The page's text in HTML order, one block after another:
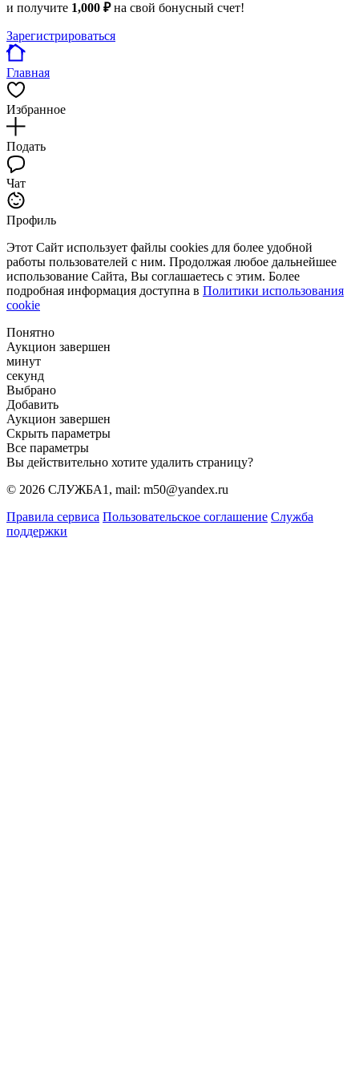
и получите 1,000 ₽на свой бонусный счет!
Зарегистрироваться
Главная
Избранное
Подать
Чат
Профиль
Этот Сайт использует файлы cookies для более удобной
работы пользователей с ним. Продолжая любое дальнейшее
использование Сайта, Вы соглашаетесь с этим. Более
подробная информация доступна в Политики использования
cookie
Понятно
Аукцион завершен
минут
секунд
Выбрано
Добавить
Аукцион завершен
Скрыть параметры
Все параметры
Вы действительно хотите удалить страницу?
© 2026 СЛУЖБА1, mail: m50@yandex.ru
Правила сервиса Пользовательское соглашение Служба
поддержки